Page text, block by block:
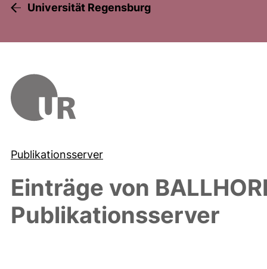
Universität Regensburg
Publikationsserver
Einträge von
Publikationsserver